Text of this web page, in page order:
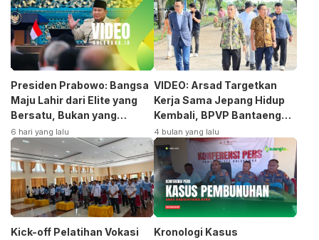
Presiden Prabowo: Bangsa
Maju Lahir dari Elite yang
Bersatu, Bukan yang
Terpecah
6 hari yang lalu
VIDEO: Arsad Targetkan
Kerja Sama Jepang Hidup
Kembali, BPVP Bantaeng
Siap Bangkitkan Jurusan
Otomotif
4 bulan yang lalu
Kick-off Pelatihan Vokasi
Kronologi Kasus